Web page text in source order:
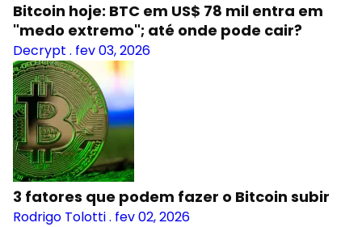
Bitcoin hoje: BTC em US$ 78 mil entra em
"medo extremo"; até onde pode cair?
Decrypt . fev 03, 2026
3 fatores que podem fazer o Bitcoin subir
Rodrigo Tolotti. fev 02, 2026